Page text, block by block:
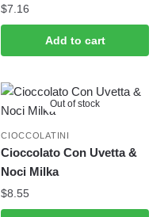
$7.16
Add to cart
Out of stock
CIOCCOLATINI
Cioccolato Con Uvetta &
Noci Milka
$8.55